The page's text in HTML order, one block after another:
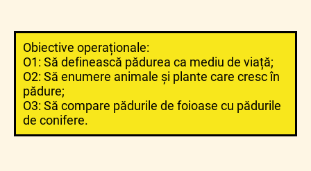
Obiective operaționale:
O1: Să definească pădurea ca mediu de viață;
O2: Să enumere animale și plante care cresc în
pădure;
O3: Să compare pădurile de foioase cu pădurile
de conifere.